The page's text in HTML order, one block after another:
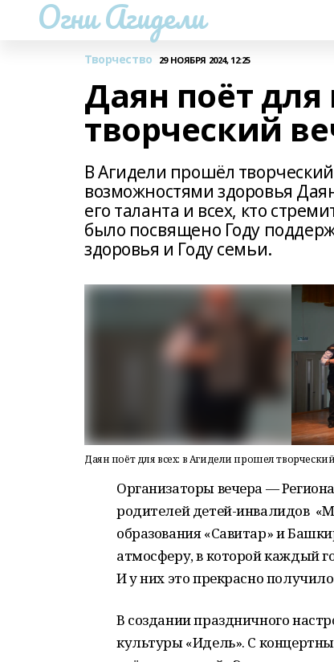
Огни Агидели
Творчество 29 НОЯБРЯ 2024, 12:25
Даян поёт
творческий
В Агидели прошёл
возможностями здоровья
его таланта и всех, кто
было посвящено Году
здоровья и Году семьи.
Даян поёт для всех: в Агидели прошел
Организаторы вечера —
родителей детей-инвалидов
образования «Савитар» и
атмосферу, в которой каждый
И у них это прекрасно
В создании праздничного
культуры «Идель». С